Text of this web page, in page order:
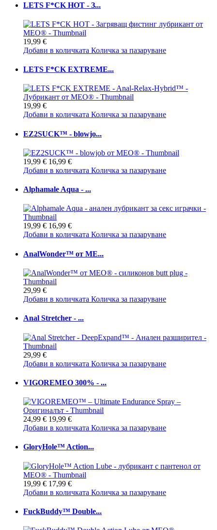
LETS F*CK HOT - З...
19,99 €
Добави в количката Количка за пазаруване
LETS F*CK EXTREME...
19,99 €
Добави в количката Количка за пазаруване
EZ2SUCK™ - blowjo...
19,99 € 16,99 €
Добави в количката Количка за пазаруване
Alphamale Aqua - ...
19,99 € 16,99 €
Добави в количката Количка за пазаруване
AnalWonder™ от ME...
29,99 €
Добави в количката Количка за пазаруване
Anal Stretcher - ...
29,99 €
Добави в количката Количка за пазаруване
VIGOREMEO 300% - ...
24,99 € 19,99 €
Добави в количката Количка за пазаруване
GloryHole™ Action...
19,99 € 17,99 €
Добави в количката Количка за пазаруване
FuckBuddy™ Double...